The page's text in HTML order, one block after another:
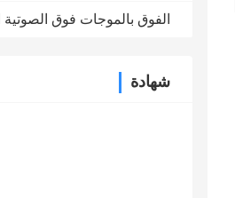
الفوق بالموجات فوق
شهادة